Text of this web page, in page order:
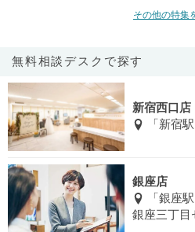
その他の特集
無料相談デスクで探す
新宿西口店
「新宿
銀座店
「銀座
銀座三丁目